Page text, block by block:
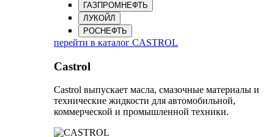
ГАЗПРОМНЕФТЬ
ЛУКОЙЛ
РОСНЕФТЬ
перейти в каталог CASTROL
Castrol
Castrol выпускает масла, смазочные материалы и
технические жидкости для автомобильной,
коммерческой и промышленной техники.